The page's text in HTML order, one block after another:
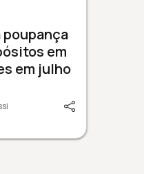
em
em julho